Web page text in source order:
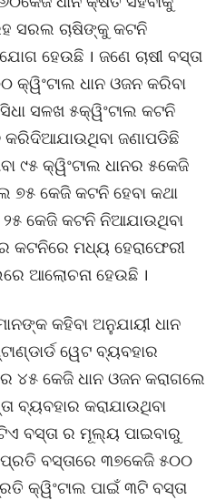
ସରଲ ଚାଷିଙ୍କୁ କଟନି
ହେଉଛି । ଜଣେ ଚାଷୀ ବସ୍ତା
କ୍ୱିଂଟାଲ ଧାନ ଓଜନ କରିବା
ସଳଖ ୫କ୍ୱିଂଟାଲ କଟନି
କରିଦିଆଯାଉଥିବା ଜଣାପଡିଛି
୯୫ କ୍ୱିଂଟାଲ ଧାନର ୫କେଜି
୭୫ କେଜି କଟନି ହେବା କଥା
କେଜି କଟନି ନିଆଯାଉଥିବା
କଟନିରେ ମଧ୍ୟ ହେରାଫେରୀ
ଆଲୋଚନା ହେଉଛି ।
କହିବା ଅନୁଯାୟୀ ଧାନ
ୱେଟ ବ୍ୟବହାର
୪୫ କେଜି ଧାନ ଓଜନ କରାଗଲେ
ବ୍ୟବହାର କରାଯାଉଥିବା
ବସ୍ତା ର ମୂଲ୍ୟ ପାଇବାରୁ
ବସ୍ତାରେ ୩୭କେଜି ୫୦୦
କ୍ୱିଂଟାଲ ପାଇଁ ୩ଟି ବସ୍ତା